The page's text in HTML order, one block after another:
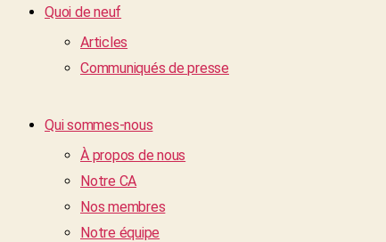
Quoi de neuf
Articles
Communiqués de presse
Qui sommes-nous
À propos de nous
Notre CA
Nos membres
Notre équipe